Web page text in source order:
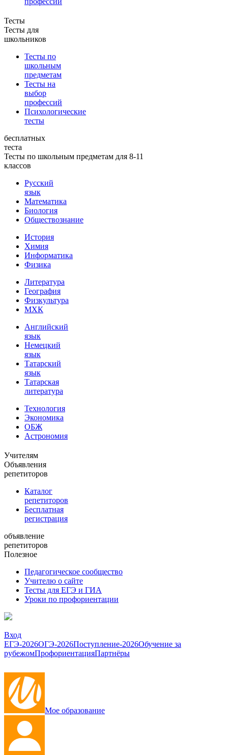
Тесты
Тесты для
школьников
Тесты по
школьным
предметам
Тесты на
выбор
профессий
Психологические
тесты
бесплатных
теста
Тесты по школьным предметам для 8-11
классов
Русский
язык
Математика
Биология
Обществознание
История
Химия
Информатика
Физика
Литература
География
Физкультура
МХК
Английский
язык
Немецкий
язык
Татарский
язык
Татарская
литература
Технология
Экономика
ОБЖ
Астрономия
Учителям
Объявления
репетиторов
Каталог
репетиторов
Бесплатная
регистрация
объявление
репетиторов
Полезное
Педагогическое сообщество
Учителю о сайте
Тесты для ЕГЭ и ГИА
Уроки по профориентации
Вход
ЕГЭ-2026ОГЭ-2026Поступление-2026Обучение за
рубежомПрофориентацияПартнёры
Мое образование